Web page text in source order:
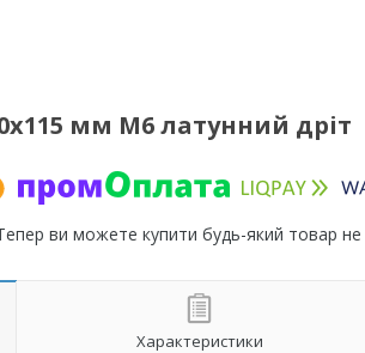
мм М6 латунний дріт
Тепер ви можете купити будь-який товар
Характеристики